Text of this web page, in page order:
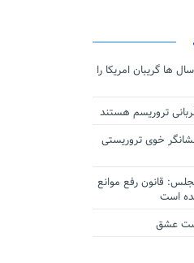
ها گریبان امریکا را
تروریسم هستند
خوی تروریستی
قانون رفع موانع
عشق